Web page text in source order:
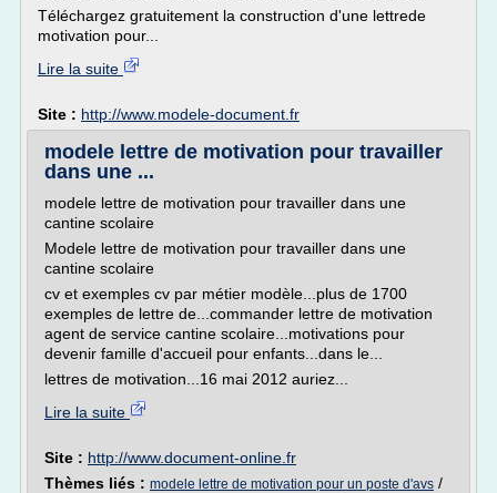
Téléchargez gratuitement la construction d'une lettrede
motivation pour...
Lire la suite
Site : http://www.modele-document.fr
modele lettre de motivation pour travailler
dans une ...
modele lettre de motivation pour travailler dans une
cantine scolaire
Modele lettre de motivation pour travailler dans une
cantine scolaire
cv et exemples cv par métier modèle...plus de 1700
exemples de lettre de...commander lettre de motivation
agent de service cantine scolaire...motivations pour
devenir famille d'accueil pour enfants...dans le...
lettres de motivation...16 mai 2012 auriez...
Lire la suite
Site : http://www.document-online.fr
Thèmes liés : modele lettre de motivation pour un poste d'avs /